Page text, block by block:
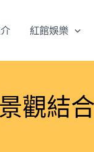
紅館娛樂
觀結